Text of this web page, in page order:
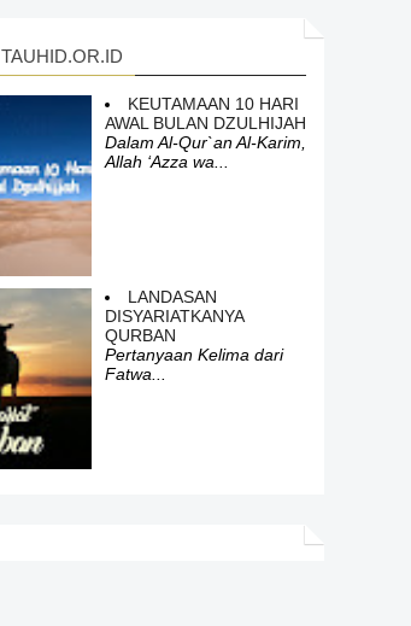
KEUTAMAAN 10 HARI
AWAL BULAN DZULHIJAH
Dalam Al-Qur`an Al-Karim,
Allah ‘Azza wa...
LANDASAN
DISYARIATKANYA
QURBAN
Pertanyaan Kelima dari
Fatwa...